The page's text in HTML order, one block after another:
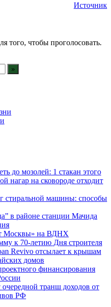
Источник
того, чтобы проголосовать.
до мозолей: 1 стакан этого
нагар на сковороде отходит
стиральной машины: способы
в районе станции Мачида
Москвы» на ВДНХ
к 70-летию Дня строителя
Revivo отсылает к крышам
домов
финансирования
транш доходов от
РФ